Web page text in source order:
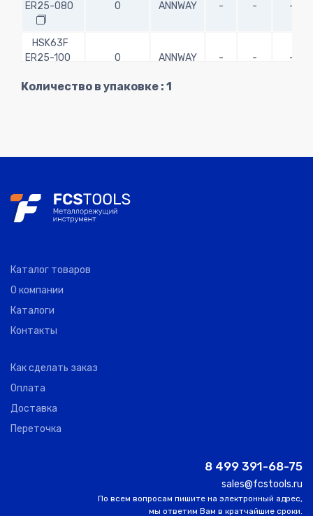
ER25-080
0 ANNWAY - - -
HSK63F
ER25-100
0 ANNWAY - - -
ER40-100
Количество в упаковке : 1
Каталог товаров
О компании
Каталоги
Контакты
Как сделать заказ
Оплата
Доставка
Переточка
8 499 391-68-75
sales@fcstools.ru
По всем вопросам пишите на электронный адрес,
мы ответим Вам в кратчайшие сроки.